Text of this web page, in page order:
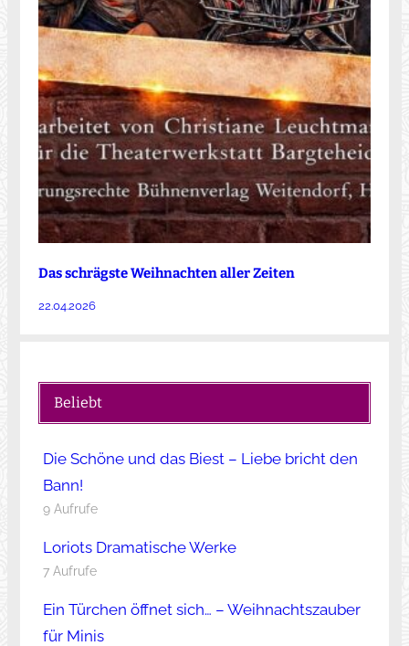
Das schrägste Weihnachten aller Zeiten
22.04.2026
Beliebt
Die Schöne und das Biest – Liebe bricht den
Bann!
9 Aufrufe
Loriots Dramatische Werke
7 Aufrufe
Ein Türchen öffnet sich… – Weihnachtszauber
für Minis